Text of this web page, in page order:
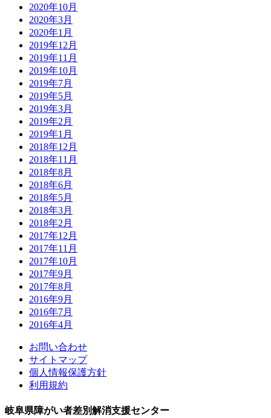
2020年10月
2020年3月
2020年1月
2019年12月
2019年11月
2019年10月
2019年7月
2019年5月
2019年3月
2019年2月
2019年1月
2018年12月
2018年11月
2018年8月
2018年6月
2018年5月
2018年3月
2018年2月
2017年12月
2017年11月
2017年10月
2017年9月
2017年8月
2016年9月
2016年7月
2016年4月
お問い合わせ
サイトマップ
個人情報保護方針
利用規約
岐阜県障がい者差別解消支援センター